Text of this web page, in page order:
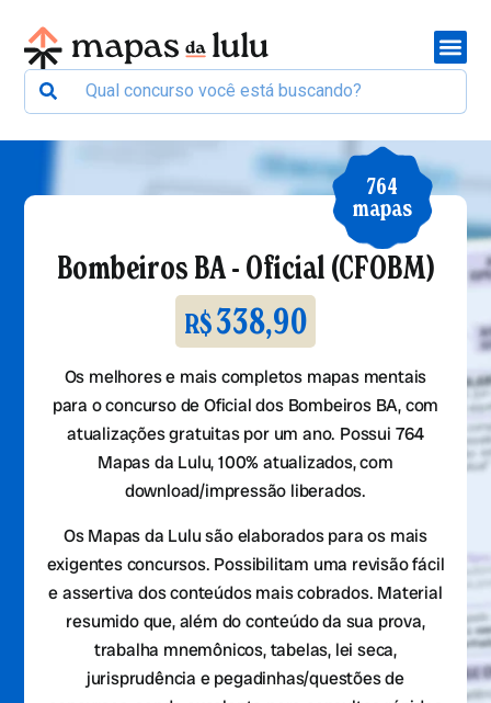
764
mapas
Bombeiros BA - Oficial (CFOBM)
R$338,90
Os melhores e mais completos mapas mentais
para o concurso de Oficial dos Bombeiros BA, com
atualizações gratuitas por um ano. Possui 764
Mapas da Lulu, 100% atualizados, com
download/impressão liberados.
Os Mapas da Lulu são elaborados para os mais
exigentes concursos. Possibilitam uma revisão fácil
e assertiva dos conteúdos mais cobrados. Material
resumido que, além do conteúdo da sua prova,
trabalha mnemônicos, tabelas, lei seca,
jurisprudência e pegadinhas/questões de